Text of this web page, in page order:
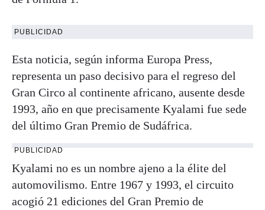
PUBLICIDAD
Esta noticia, según informa Europa Press,
representa un paso decisivo para el regreso del
Gran Circo al continente africano, ausente desde
1993, año en que precisamente Kyalami fue sede
del último Gran Premio de Sudáfrica.
PUBLICIDAD
Kyalami no es un nombre ajeno a la élite del
automovilismo. Entre 1967 y 1993, el circuito
acogió 21 ediciones del Gran Premio de